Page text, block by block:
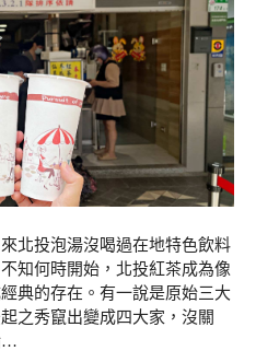
北投泡湯沒喝過在地特色飲料
知何時開始，北投紅茶成為像
典的存在。有一說是原始三大
之秀竄出變成四大家，沒關
…